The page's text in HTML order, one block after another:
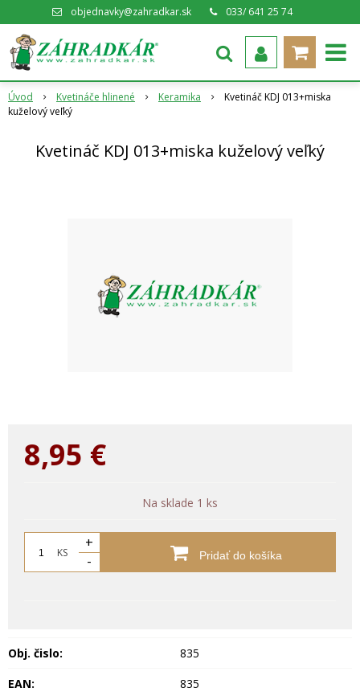
objednavky@zahradkar.sk 033/ 641 25 74
Úvod Kvetináče hlinené Keramika
Kvetináč KDJ 013+miska
kuželový veľký
Kvetináč KDJ 013+miska kuželový veľký
8,95 €
Na sklade 1 ks
KS
+
-
Pridať do košíka
Obj. čislo:
835
EAN:
835